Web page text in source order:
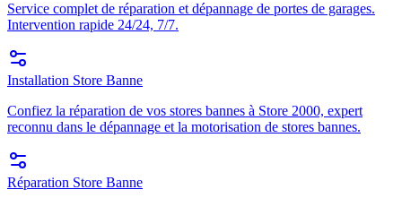
Service complet de réparation et dépannage de portes de garages.
Intervention rapide 24/24, 7/7.
Installation Store Banne
Confiez la réparation de vos stores bannes à Store 2000, expert
reconnu dans le dépannage et la motorisation de stores bannes.
Réparation Store Banne